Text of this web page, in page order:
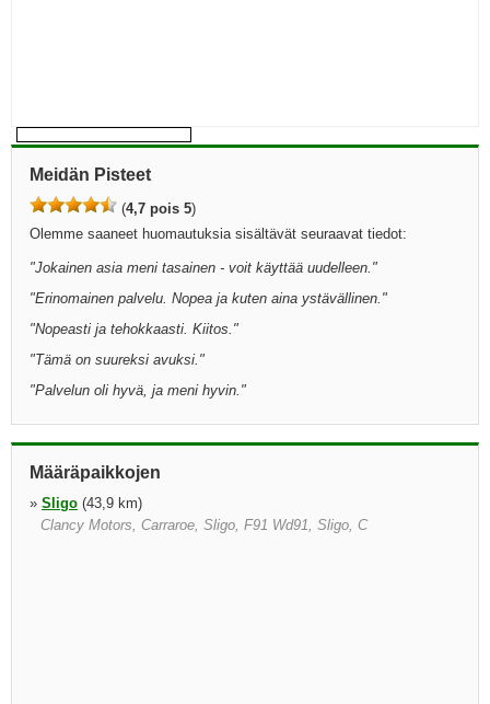
Meidän Pisteet
(4,7 pois 5)
Olemme saaneet huomautuksia sisältävät seuraavat tiedot:
"Jokainen asia meni tasainen - voit käyttää uudelleen. "
"Erinomainen palvelu. Nopea ja kuten aina ystävällinen. "
"Nopeasti ja tehokkaasti. Kiitos. "
"Tämä on suureksi avuksi. "
"Palvelun oli hyvä, ja meni hyvin. "
Määräpaikkojen
» Sligo (43,9 km)
Clancy Motors, Carraroe, Sligo, F91 Wd91, Sligo, C